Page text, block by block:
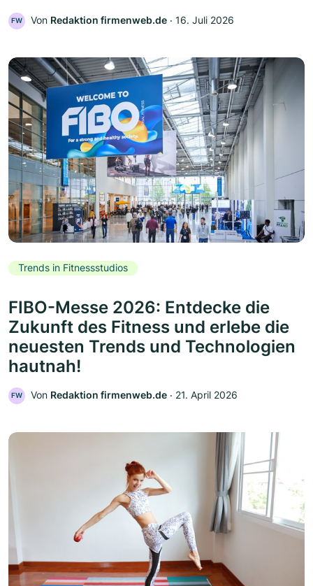
FW Von Redaktion firmenweb.de ‧ 16. Juli 2026
Trends in Fitnessstudios
FIBO-Messe 2026: Entdecke die
Zukunft des Fitness und erlebe die
neuesten Trends und Technologien
hautnah!
FW Von Redaktion firmenweb.de ‧ 21. April 2026